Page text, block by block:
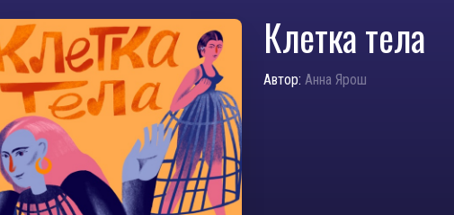
Клетка тела
Автор: Анна Ярош